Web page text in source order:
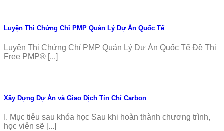
Luyện Thi Chứng Chỉ PMP Quản Lý Dự Án Quốc Tế
Luyện Thi Chứng Chỉ PMP Quản Lý Dự Án Quốc Tế Đề Thi
Free PMP® [...]
Xây Dựng Dự Án và Giao Dịch Tín Chỉ Carbon
I. Mục tiêu sau khóa học Sau khi hoàn thành chương trình,
học viên sẽ [...]